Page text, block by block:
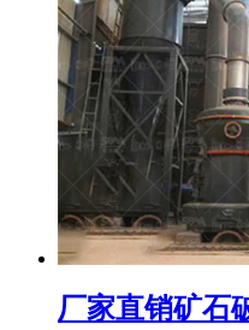
厂家直销矿石